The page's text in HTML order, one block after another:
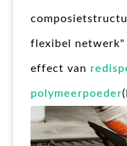
flexibel netwerk"
effect van
polymeerpoeder